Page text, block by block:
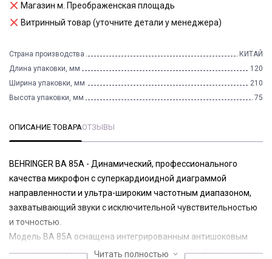
Магазин м. Преображенская площадь
Витринный товар (уточните детали у менеджера)
Страна производства
КИТАЙ
Длина упаковки, мм
120
Ширина упаковки, мм
210
Высота упаковки, мм
75
ОПИСАНИЕ ТОВАРАОТЗЫВЫ
BEHRINGER BA 85A - Динамический, профессионального
качества микрофон с суперкардиоидной диаграммой
направленности и ультра-широким частотным диапазоном,
захватывающий звуки с исключительной чувствительностью
и точностью.
Модель BA 85A оснащена интегрированным антишоковым
креплением, сферической ветрозащитой и поп-фильтром,
Читать полностью